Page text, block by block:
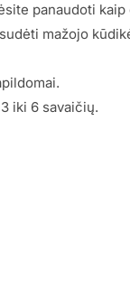
panaudoti kaip
mažojo
iki 6 savaičių.